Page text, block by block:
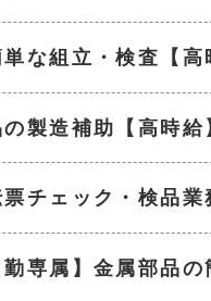
な組立・検査【高
製造補助【高時給
チェック・検品業
勤専属】金属部品